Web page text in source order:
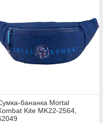
бананка Mortal
Kite MK22-2564,